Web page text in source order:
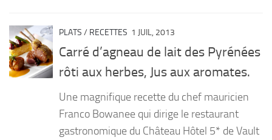
PLATS / RECETTES 1 JUIL, 2013
Carré d’agneau de lait des Pyrénées
rôti aux herbes, Jus aux aromates.
Une magnifique recette du chef mauricien
Franco Bowanee qui dirige le restaurant
gastronomique du Château Hôtel 5* de Vault